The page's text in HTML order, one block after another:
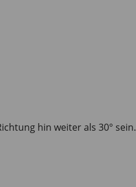
hin weiter als 30° sein.